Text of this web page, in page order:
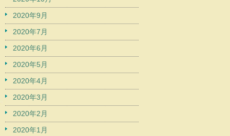
2020年9月
2020年7月
2020年6月
2020年5月
2020年4月
2020年3月
2020年2月
2020年1月